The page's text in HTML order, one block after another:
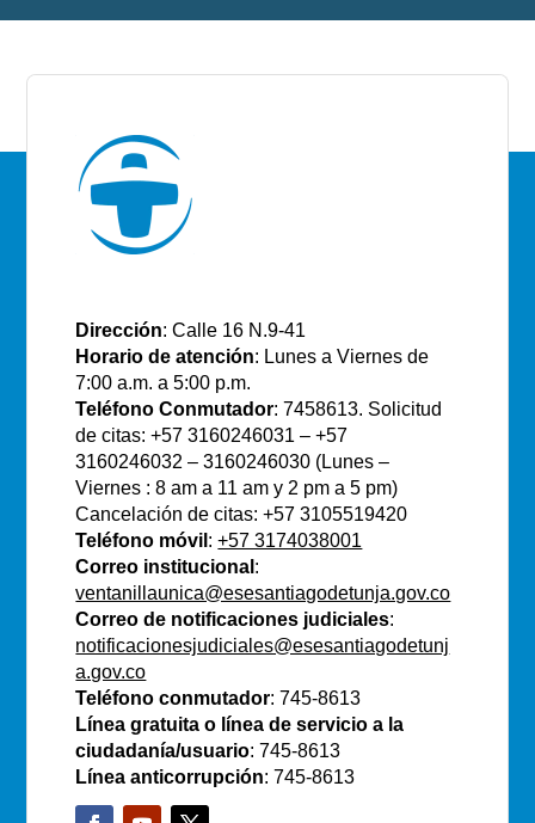
Dirección: Calle 16 N.9-41
Horario de atención: Lunes a Viernes de
7:00 a.m. a 5:00 p.m.
Teléfono Conmutador: 7458613. Solicitud
de citas: +57 3160246031 – +57
3160246032 – 3160246030 (Lunes –
Viernes : 8 am a 11 am y 2 pm a 5 pm)
Cancelación de citas: +57 3105519420
Teléfono móvil :+57 3174038001
Correo institucional :
ventanillaunica@esesantiagodetunja.gov.co
Correo de notificaciones judiciales:
notificacionesjudiciales@esesantiagodetunj
a.gov.co
Teléfono conmutador: 745-8613
Línea gratuita o línea de servicio a la
ciudadanía/usuario: 745-8613
Línea anticorrupción: 745-8613